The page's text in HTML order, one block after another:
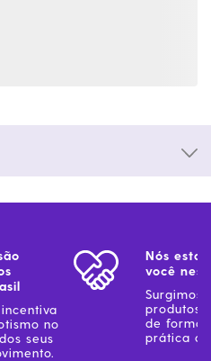
no
seus
Nós
você
Surgimos
produtos
de forma
prática